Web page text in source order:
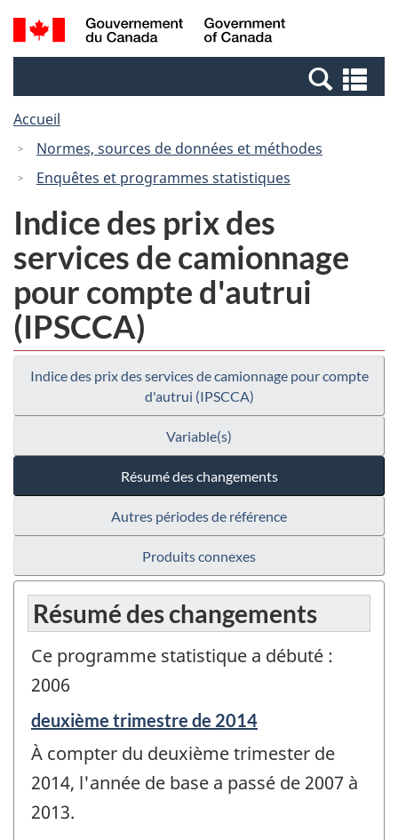
Passer
au
Passer
à
Canada
Recherche
et
et
Accueil
Normes, sources de données et méthodes
Enquêtes et programmes statistiques
Indice des prix des
services de camionnage
pour compte d'autrui
(IPSCCA)
Indice des prix des services de camionnage pour compte
d'autrui (IPSCCA)
Variable(s)
Résumé des changements
Autres périodes de référence
Produits connexes
Résumé des changements
Ce programme statistique a débuté :
2006
Période
de
référence
de
changement
-
deuxième trimestre de 2014
À compter du deuxième trimester de
2014, l'année de base a passé de 2007 à
2013.